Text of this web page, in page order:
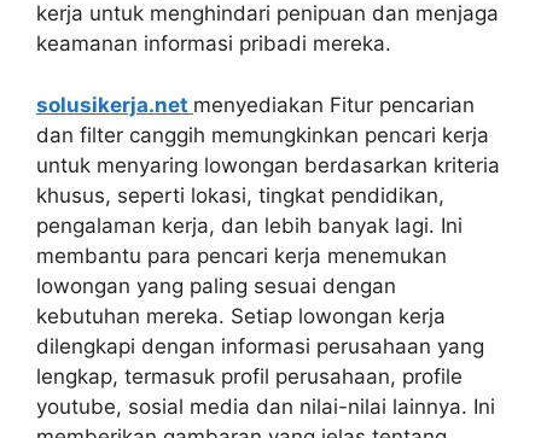
kerja untuk menghindari penipuan dan menjaga
keamanan informasi pribadi mereka.
solusikerja.net menyediakan Fitur pencarian
dan filter canggih memungkinkan pencari kerja
untuk menyaring lowongan berdasarkan kriteria
khusus, seperti lokasi, tingkat pendidikan,
pengalaman kerja, dan lebih banyak lagi. Ini
membantu para pencari kerja menemukan
lowongan yang paling sesuai dengan
kebutuhan mereka. Setiap lowongan kerja
dilengkapi dengan informasi perusahaan yang
lengkap, termasuk profil perusahaan, profile
youtube, sosial media dan nilai-nilai lainnya. Ini